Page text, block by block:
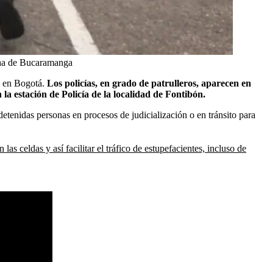
de Bucaramanga
en Bogotá. Los policías, en grado de patrulleros, aparecen en
estación de Policía de la localidad de Fontibón.
personas en procesos de judicialización o en tránsito para
celdas y así facilitar el tráfico de estupefacientes, incluso de